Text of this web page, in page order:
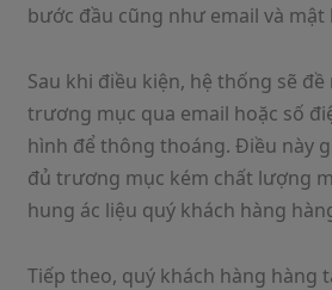
bước đầu cũng như email và mật
Sau khi điều kiện, hệ thống sẽ
trương mục qua email hoặc số
hình để thông thoáng. Điều này
đủ trương mục kém chất lượng
hung ác liệu quý khách hàng
Tiếp theo, quý khách hàng hàng